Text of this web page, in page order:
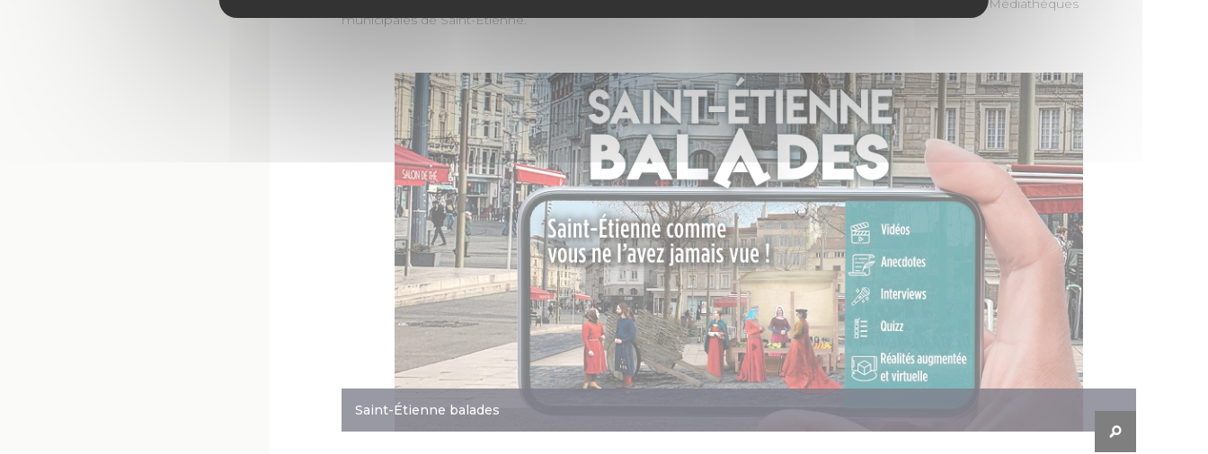
un guide haut en couleurs, au gré de ses histoires et de ses descriptions... Un parcours proposé par les Médiathèques
municipales de Saint-Étienne.
Saint-Étienne balades